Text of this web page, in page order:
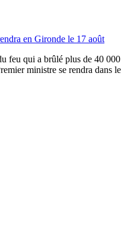
en Gironde le 17 août
feu qui a brûlé plus de 40 000
ministre se rendra dans le